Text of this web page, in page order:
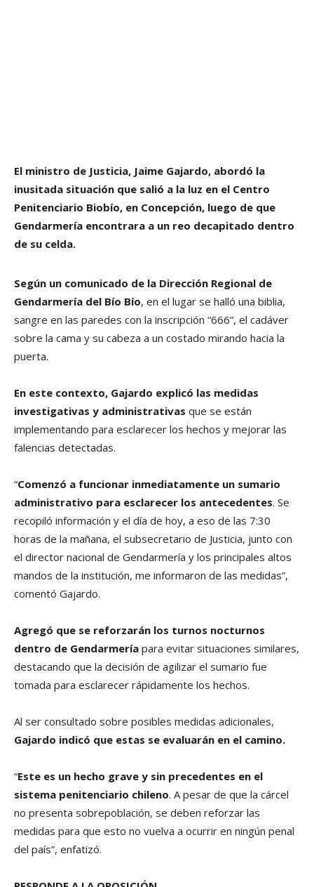
El ministro de Justicia, Jaime Gajardo, abordó la
inusitada situación que salió a la luz en el Centro
Penitenciario Biobío, en Concepción, luego de que
Gendarmería encontrara a un reo decapitado dentro
de su celda.
Según un comunicado de la Dirección Regional de
Gendarmería del Bío Bío, en el lugar se halló una biblia,
sangre en las paredes con la inscripción “666”, el cadáver
sobre la cama y su cabeza a un costado mirando hacia la
puerta.
En este contexto, Gajardo explicó las medidas
investigativas y administrativas que se están
implementando para esclarecer los hechos y mejorar las
falencias detectadas.
“Comenzó a funcionar inmediatamente un sumario
administrativo para esclarecer los antecedentes. Se
recopiló información y el día de hoy, a eso de las 7:30
horas de la mañana, el subsecretario de Justicia, junto con
el director nacional de Gendarmería y los principales altos
mandos de la institución, me informaron de las medidas”,
comentó Gajardo.
Agregó que se reforzarán los turnos nocturnos
dentro de Gendarmería para evitar situaciones similares,
destacando que la decisión de agilizar el sumario fue
tomada para esclarecer rápidamente los hechos.
Al ser consultado sobre posibles medidas adicionales,
Gajardo indicó que estas se evaluarán en el camino.
“Este es un hecho grave y sin precedentes en el
sistema penitenciario chileno. A pesar de que la cárcel
no presenta sobrepoblación, se deben reforzar las
medidas para que esto no vuelva a ocurrir en ningún penal
del país”, enfatizó.